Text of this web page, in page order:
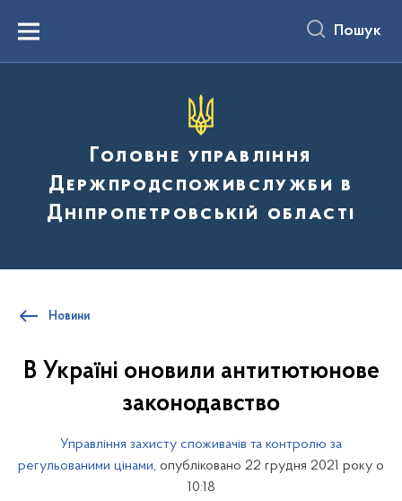
вмістуMenu Пошук
Головне управління
Держпродспоживслужби в
Дніпропетровській області
Новини
В Україні оновили антитютюнове
законодавство
Управління захисту споживачів та контролю за
регульованими цінами, опубліковано 22 грудня 2021 року о
10:18